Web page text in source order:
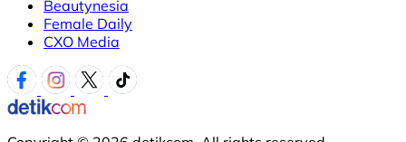
Beautynesia
Female Daily
CXO Media